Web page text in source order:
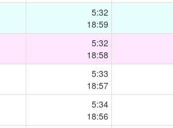
5:32
18:59
5:32
18:58
5:33
18:57
5:34
18:56